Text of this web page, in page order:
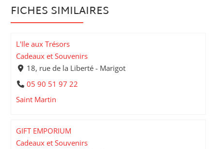
FICHES SIMILAIRES
L'Ile aux Trésors
Cadeaux et Souvenirs
18, rue de la Liberté - Marigot
05 90 51 97 22
Saint Martin
GIFT EMPORIUM
Cadeaux et Souvenirs